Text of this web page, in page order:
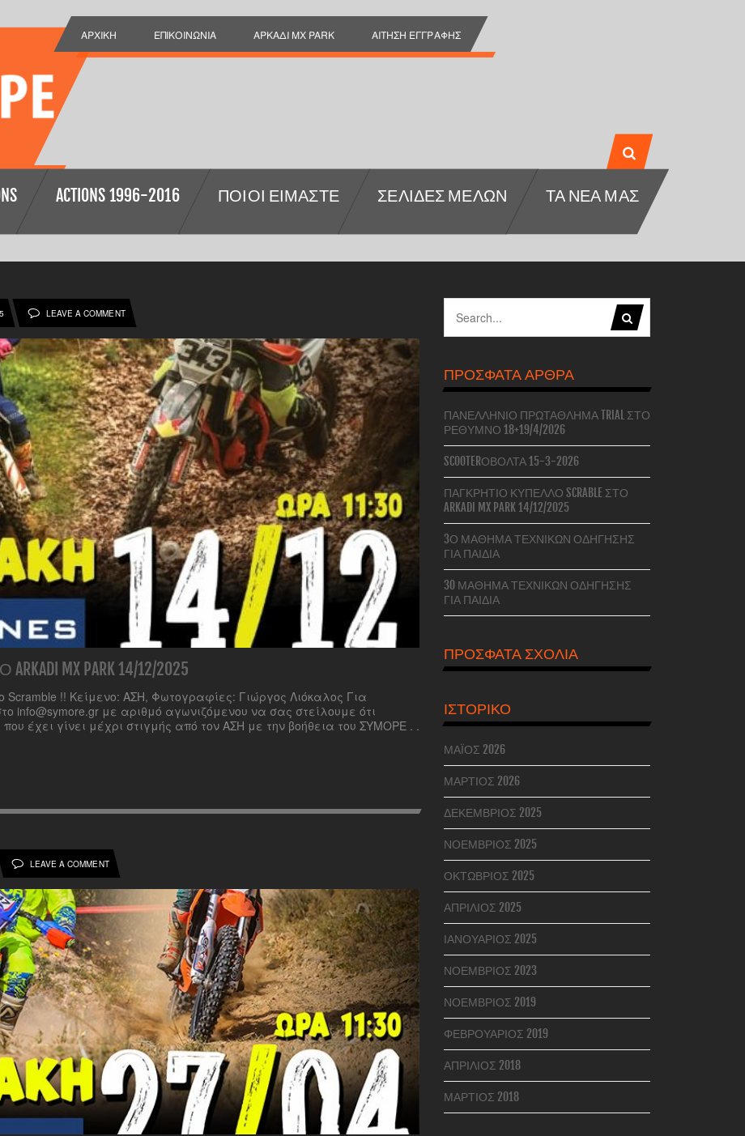
ΑΡΧΙΚΉ ΕΠΙΚΟΙΝΩΝΊΑ ΑΡΚΑΔΙ MX PARK ΑΊΤΗΣΗ ΕΓΓΡΑΦΉΣ
ACTIONS 1996-2016 ΠΟΙΟΙ ΕΊΜΑΣΤΕ ΣΕΛΊΔΕΣ ΜΕΛΏΝ ΤΑ ΝΕΑ ΜΑΣ
LEAVE A COMMENT
MX PARK 14/12/2025
Scramble !! Κείμενο: ΑΣΗ, Φωτογραφίες: Γιώργος Λιόκαλος Για
info@symore.gr με αριθμό αγωνιζόμενου να σας στείλουμε ότι
έχει γίνει μέχρι στιγμής από τον ΑΣΗ με την βοήθεια του ΣΥΜΟΡΕ . .
LEAVE A COMMENT
ΠΡΌΣΦΑΤΑ ΆΡΘΡΑ
ΠΑΝΕΛΛΉΝΙΟ ΠΡΩΤΆΘΛΗΜΑ TRIAL ΣΤΟ
ΡΈΘΥΜΝΟ 18+19/4/2026
SCOOTERΌΒΟΛΤΑ 15-3-2026
ΠΑΓΚΡΉΤΙΟ ΚΎΠΕΛΛΟ SCRABLE ΣΤΟ
ARKADI MX PARK 14/12/2025
3Ο ΜΆΘΗΜΑ ΤΕΧΝΙΚΏΝ ΟΔΉΓΗΣΗΣ
ΓΙΑ ΠΑΙΔΙΆ
3O ΜΆΘΗΜΑ ΤΕΧΝΙΚΏΝ ΟΔΉΓΗΣΗΣ
ΓΙΑ ΠΑΙΔΙΆ
ΠΡΌΣΦΑΤΑ ΣΧΌΛΙΑ
ΙΣΤΟΡΙΚΌ
ΜΆΙΟΣ 2026
ΜΆΡΤΙΟΣ 2026
ΔΕΚΈΜΒΡΙΟΣ 2025
ΝΟΈΜΒΡΙΟΣ 2025
ΟΚΤΏΒΡΙΟΣ 2025
ΑΠΡΊΛΙΟΣ 2025
ΙΑΝΟΥΆΡΙΟΣ 2025
ΝΟΈΜΒΡΙΟΣ 2023
ΝΟΈΜΒΡΙΟΣ 2019
ΦΕΒΡΟΥΆΡΙΟΣ 2019
ΑΠΡΊΛΙΟΣ 2018
ΜΆΡΤΙΟΣ 2018